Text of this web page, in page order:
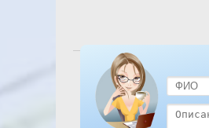
Посмотреть отель Club